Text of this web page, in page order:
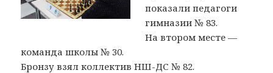
показали педагоги
гимназии № 83.
На втором месте —
команда школы № 30.
Бронзу взял коллектив НШ-ДС № 82.